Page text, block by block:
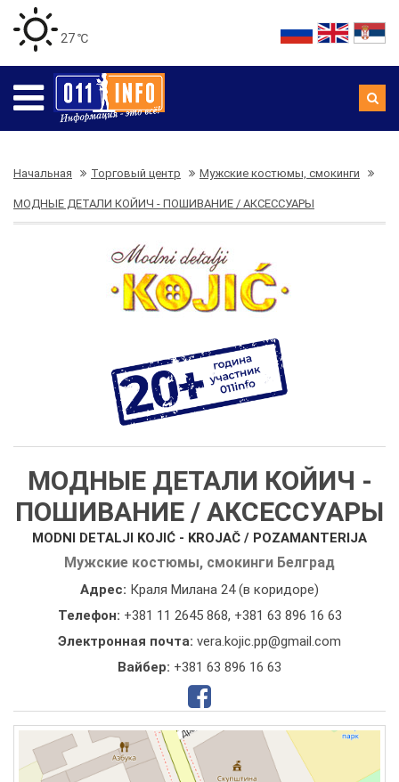
27 ℃
Начальная Торговый центр Мужские костюмы, смокинги
МОДНЫЕ ДЕТАЛИ КОЙИЧ - ПОШИВАНИЕ / АКСЕССУАРЫ
МОДНЫЕ ДЕТАЛИ КОЙИЧ -
ПОШИВАНИЕ / АКСЕССУАРЫ
MODNI DETALJI KOJIĆ - KROJAČ / POZAMANTERIJA
Мужские костюмы, смокинги Белград
Адрес: Краля Милана 24 (в коридоре)
Телефон: +381 11 2645 868, +381 63 896 16 63
Электронная почта: vera.kojic.pp@gmail.com
Вайбер: +381 63 896 16 63